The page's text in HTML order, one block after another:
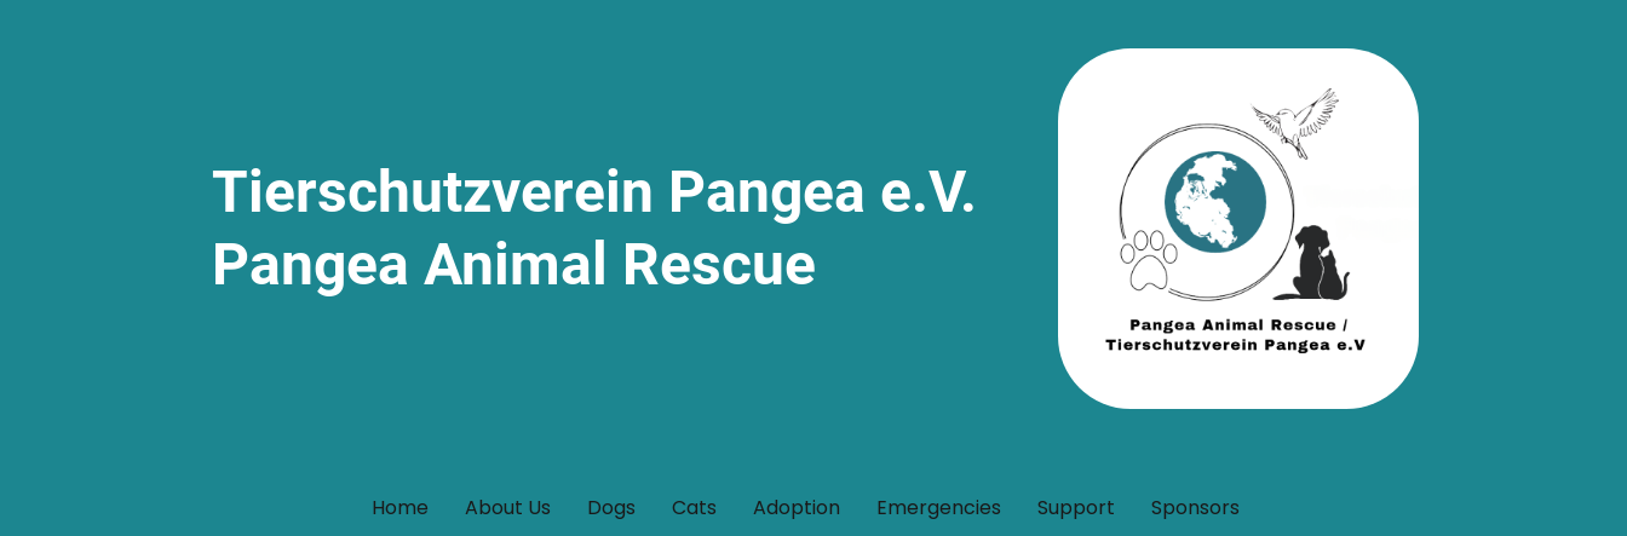
Tierschutzverein Pangea e.V.
Pangea Animal Rescue
Home About Us Dogs Cats Adoption Emergencies Support
Sponsors